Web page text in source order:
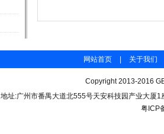
网站首页 关于我们
Copyright 2013-2016
地址:广州市番禺大道北555号天安科技园产业大厦
粤ICP